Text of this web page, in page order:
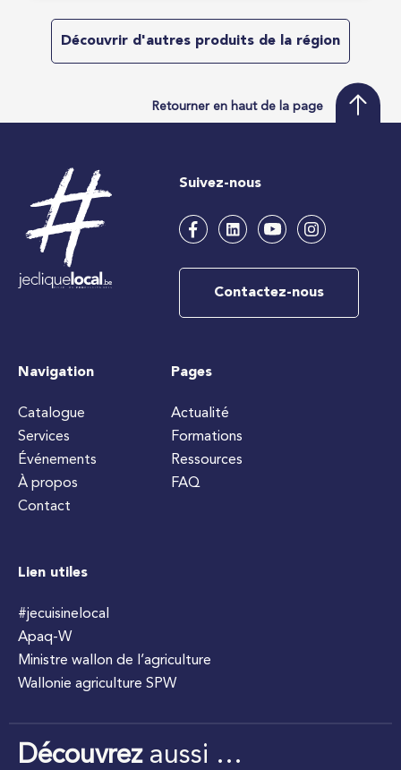
Découvrir d'autres produits de la région
Retourner en haut de la page
Suivez-nous
Contactez-nous
Navigation
Catalogue
Services
Événements
À propos
Contact
Pages
Actualité
Formations
Ressources
FAQ
Lien utiles
#jecuisinelocal
Apaq-W
Ministre wallon de l’agriculture
Wallonie agriculture SPW
Découvrezaussi …